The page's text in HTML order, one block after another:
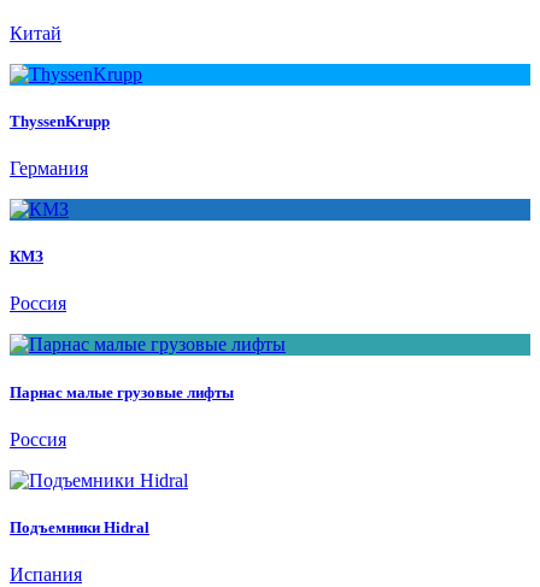
Китай
ThyssenKrupp
Германия
КМЗ
Россия
Парнас малые грузовые лифты
Россия
Подъемники Hidral
Испания